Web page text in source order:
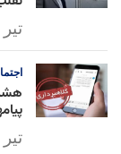
تیر ۲۴, ۱۴۰۵
تیر ۲۰, ۱۴۰۵